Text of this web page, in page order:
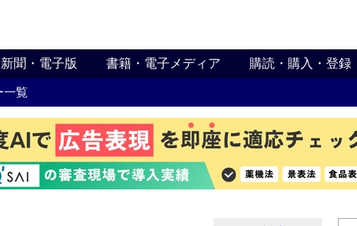
新聞・電子版 書籍・電子メディア 購読・購入・登録
一覧